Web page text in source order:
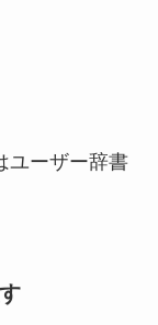
ユーザー辞書